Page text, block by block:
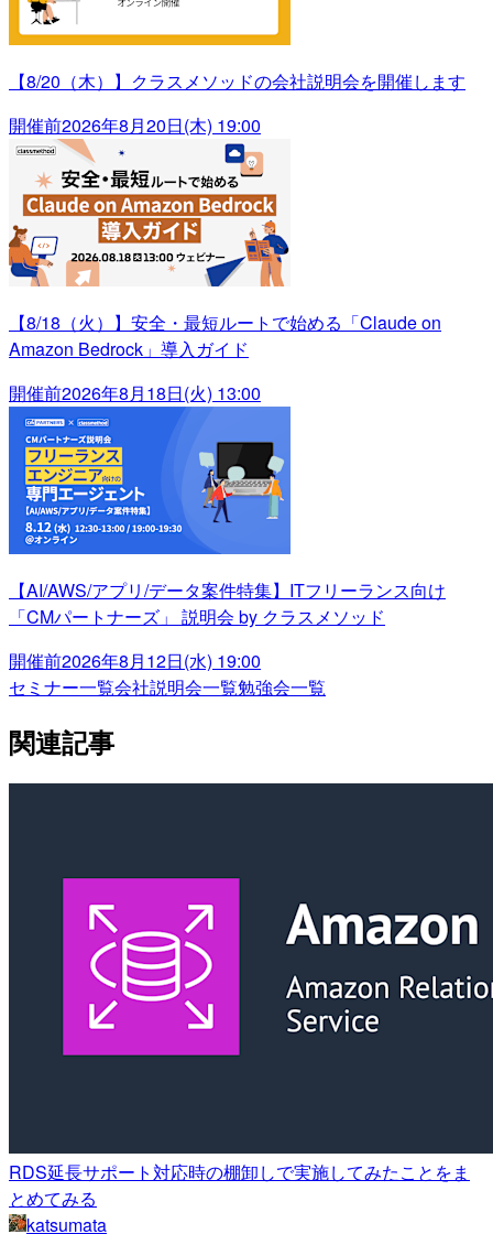
【8/20（木）】クラスメソッドの会社説明会を開催します
開催前2026年8月20日(木) 19:00
【8/18（火）】安全・最短ルートで始める「Claude on
Amazon Bedrock」導入ガイド
開催前2026年8月18日(火) 13:00
【AI/AWS/アプリ/データ案件特集】ITフリーランス向け
「CMパートナーズ」 説明会 by クラスメソッド
開催前2026年8月12日(水) 19:00
セミナー一覧会社説明会一覧勉強会一覧
関連記事
RDS延長サポート対応時の棚卸しで実施してみたことをま
とめてみる
katsumata